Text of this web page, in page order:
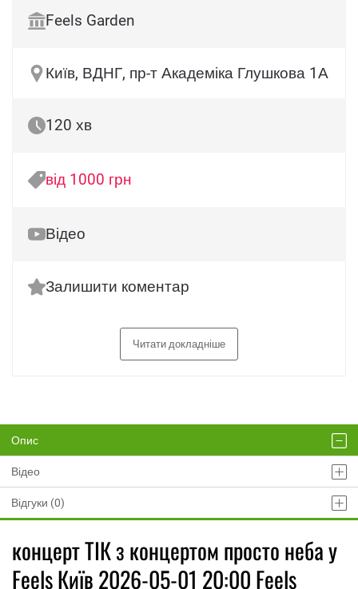
Feels Garden
Київ, ВДНГ, пр-т Академіка Глушкова 1А
120 хв
від 1000 грн
Відео
Залишити коментар
Читати докладніше
Опис
Відео
Відгуки (0)
концерт ТІК з концертом просто неба у
Feels Київ 2026-05-01 20:00 Feels